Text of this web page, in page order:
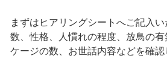
まずはヒアリングシートへご記入
数、性格、人慣れの程度、放鳥の有
ケージの数、お世話内容などを確認